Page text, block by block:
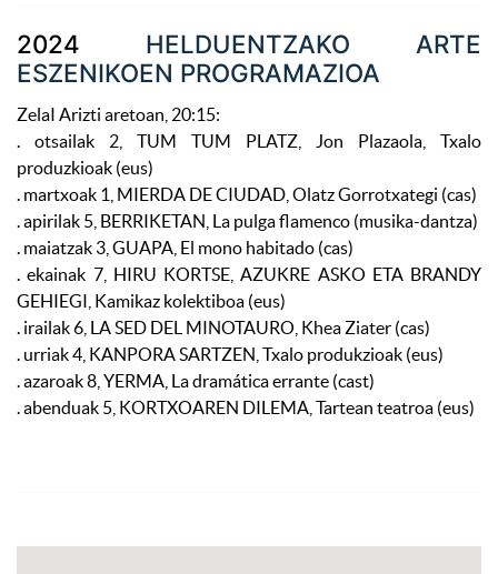
2024 HELDUENTZAKO ARTE
ESZENIKOEN PROGRAMAZIOA
ZelaI Arizti aretoan, 20:15:
. otsailak 2, TUM TUM PLATZ, Jon Plazaola, Txalo
produzkioak (eus)
. martxoak 1, MIERDA DE CIUDAD, Olatz Gorrotxategi (cas)
. apirilak 5, BERRIKETAN, La pulga flamenco (musika-dantza)
. maiatzak 3, GUAPA, El mono habitado (cas)
. ekainak 7, HIRU KORTSE, AZUKRE ASKO ETA BRANDY
GEHIEGI, Kamikaz kolektiboa (eus)
. irailak 6, LA SED DEL MINOTAURO, Khea Ziater (cas)
. urriak 4, KANPORA SARTZEN, Txalo produkzioak (eus)
. azaroak 8, YERMA, La dramática errante (cast)
. abenduak 5, KORTXOAREN DILEMA, Tartean teatroa (eus)